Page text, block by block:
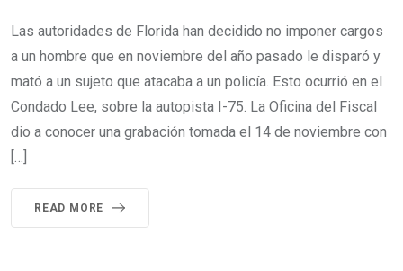
Las autoridades de Florida han decidido no imponer cargos
a un hombre que en noviembre del año pasado le disparó y
mató a un sujeto que atacaba a un policía. Esto ocurrió en el
Condado Lee, sobre la autopista I-75. La Oficina del Fiscal
dio a conocer una grabación tomada el 14 de noviembre con
[…]
READ MORE